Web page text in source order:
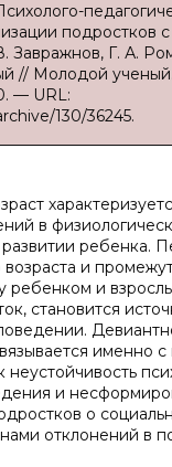
подростков
Завражнов, Г. А.
// Молодой
— URL:
130/36245.
в
ребенка.
возраста и
и
становится
именно
неустойчивость
и
о
отклонений в